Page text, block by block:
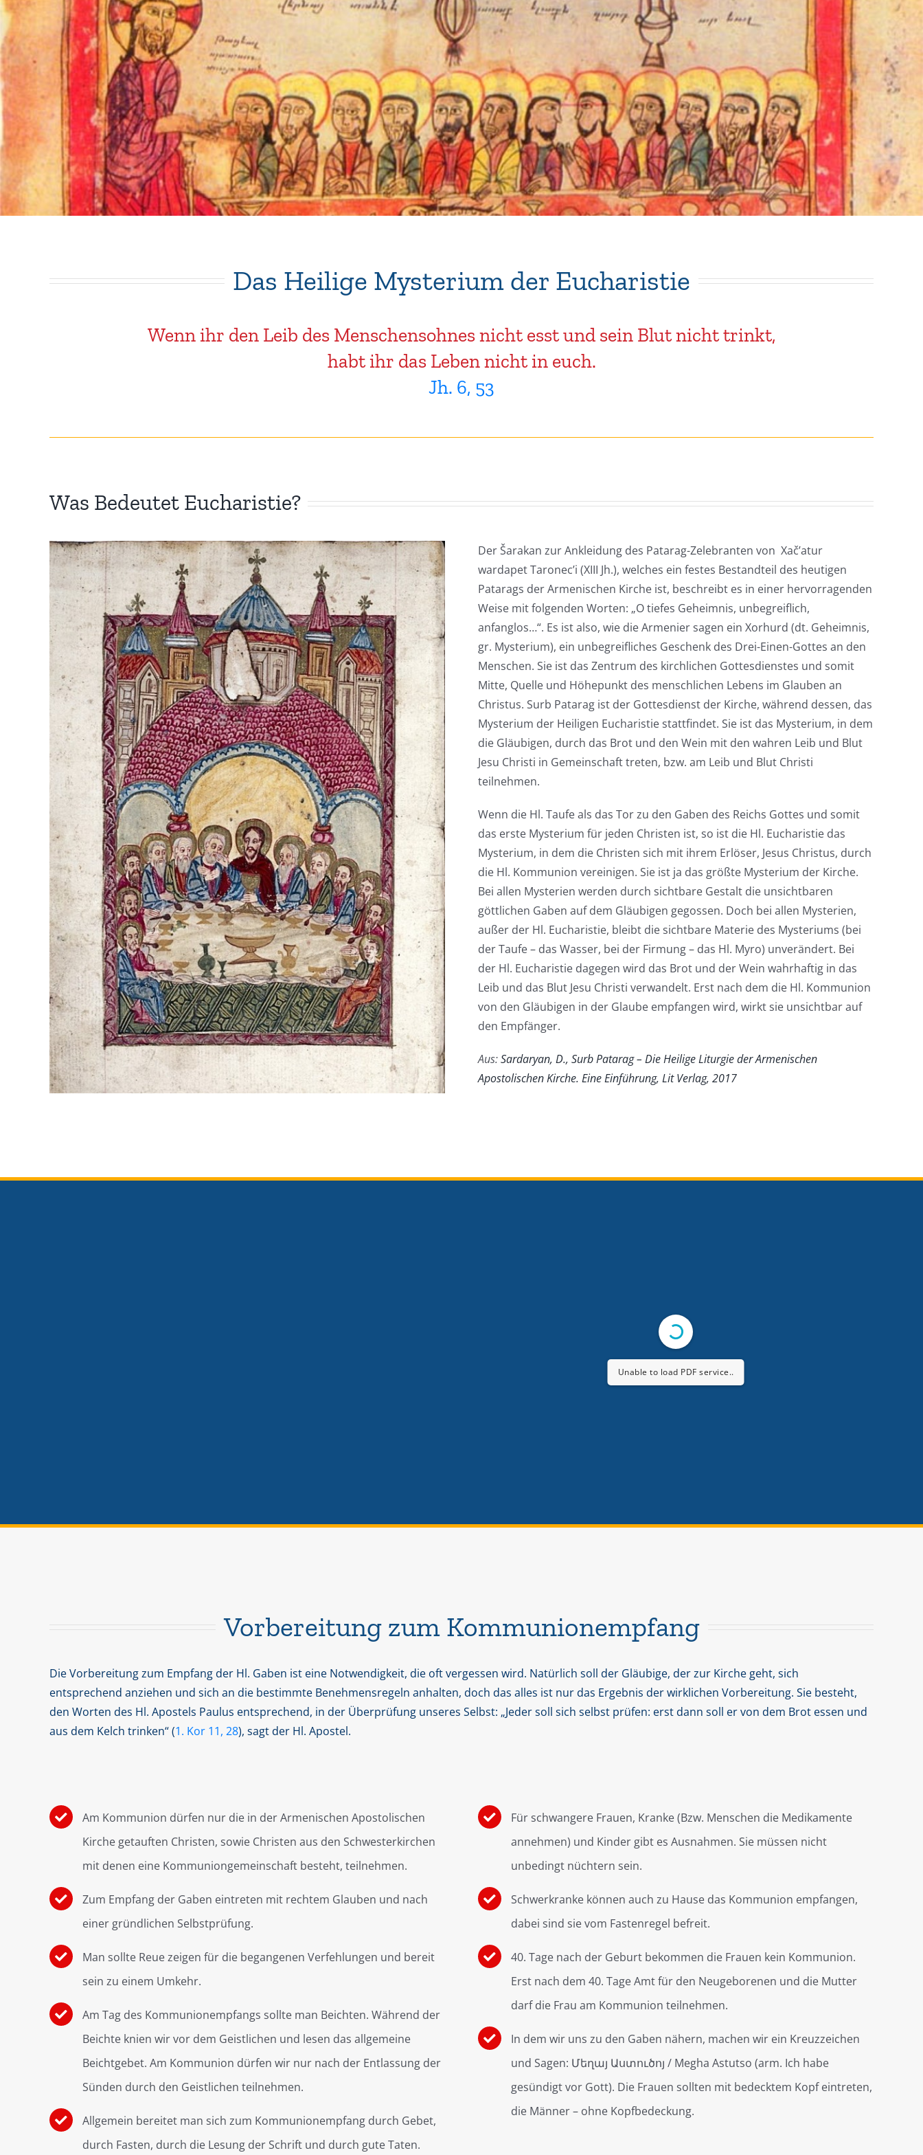
Das Heilige Mysterium der Eucharistie
Wenn ihr den Leib des Menschensohnes nicht esst und sein Blut nicht trinkt,
habt ihr das Leben nicht in euch.
Jh. 6, 53
Was Bedeutet Eucharistie?
Der Šarakan zur Ankleidung des Patarag-Zelebranten von Xač’atur
wardapet Taronec’i (XIII Jh.), welches ein festes Bestandteil des heutigen
Patarags der Armenischen Kirche ist, beschreibt es in einer hervorragenden
Weise mit folgenden Worten: „O tiefes Geheimnis, unbegreiflich,
anfanglos…“. Es ist also, wie die Armenier sagen ein Xorhurd (dt. Geheimnis,
gr. Mysterium), ein unbegreifliches Geschenk des Drei-Einen-Gottes an den
Menschen. Sie ist das Zentrum des kirchlichen Gottesdienstes und somit
Mitte, Quelle und Höhepunkt des menschlichen Lebens im Glauben an
Christus. Surb Patarag ist der Gottesdienst der Kirche, während dessen, das
Mysterium der Heiligen Eucharistie stattfindet. Sie ist das Mysterium, in dem
die Gläubigen, durch das Brot und den Wein mit den wahren Leib und Blut
Jesu Christi in Gemeinschaft treten, bzw. am Leib und Blut Christi
teilnehmen.
Wenn die Hl. Taufe als das Tor zu den Gaben des Reichs Gottes und somit
das erste Mysterium für jeden Christen ist, so ist die Hl. Eucharistie das
Mysterium, in dem die Christen sich mit ihrem Erlöser, Jesus Christus, durch
die Hl. Kommunion vereinigen. Sie ist ja das größte Mysterium der Kirche.
Bei allen Mysterien werden durch sichtbare Gestalt die unsichtbaren
göttlichen Gaben auf dem Gläubigen gegossen. Doch bei allen Mysterien,
außer der Hl. Eucharistie, bleibt die sichtbare Materie des Mysteriums (bei
der Taufe – das Wasser, bei der Firmung – das Hl. Myro) unverändert. Bei
der Hl. Eucharistie dagegen wird das Brot und der Wein wahrhaftig in das
Leib und das Blut Jesu Christi verwandelt. Erst nach dem die Hl. Kommunion
von den Gläubigen in der Glaube empfangen wird, wirkt sie unsichtbar auf
den Empfänger.
Aus:Sardaryan, D., Surb Patarag – Die Heilige Liturgie der Armenischen
Apostolischen Kirche. Eine Einführung, Lit Verlag, 2017
Unable to load PDF service..
Vorbereitung zum Kommunionempfang
Die Vorbereitung zum Empfang der Hl. Gaben ist eine Notwendigkeit, die oft vergessen wird. Natürlich soll der Gläubige, der zur Kirche geht, sich
entsprechend anziehen und sich an die bestimmte Benehmensregeln anhalten, doch das alles ist nur das Ergebnis der wirklichen Vorbereitung. Sie besteht,
den Worten des Hl. Apostels Paulus entsprechend, in der Überprüfung unseres Selbst: „Jeder soll sich selbst prüfen: erst dann soll er von dem Brot essen und
aus dem Kelch trinken“ (1. Kor 11, 28), sagt der Hl. Apostel.
Am Kommunion dürfen nur die in der Armenischen Apostolischen
Kirche getauften Christen, sowie Christen aus den Schwesterkirchen
mit denen eine Kommuniongemeinschaft besteht, teilnehmen.
Zum Empfang der Gaben eintreten mit rechtem Glauben und nach
einer gründlichen Selbstprüfung.
Man sollte Reue zeigen für die begangenen Verfehlungen und bereit
sein zu einem Umkehr.
Am Tag des Kommunionempfangs sollte man Beichten. Während der
Beichte knien wir vor dem Geistlichen und lesen das allgemeine
Beichtgebet. Am Kommunion dürfen wir nur nach der Entlassung der
Sünden durch den Geistlichen teilnehmen.
Allgemein bereitet man sich zum Kommunionempfang durch Gebet,
durch Fasten, durch die Lesung der Schrift und durch gute Taten.
Für schwangere Frauen, Kranke (Bzw. Menschen die Medikamente
annehmen) und Kinder gibt es Ausnahmen. Sie müssen nicht
unbedingt nüchtern sein.
Schwerkranke können auch zu Hause das Kommunion empfangen,
dabei sind sie vom Fastenregel befreit.
40. Tage nach der Geburt bekommen die Frauen kein Kommunion.
Erst nach dem 40. Tage Amt für den Neugeborenen und die Mutter
darf die Frau am Kommunion teilnehmen.
In dem wir uns zu den Gaben nähern, machen wir ein Kreuzzeichen
und Sagen: Մեղայ Աստուծոյ / Megha Astutso (arm. Ich habe
gesündigt vor Gott). Die Frauen sollten mit bedecktem Kopf eintreten,
die Männer – ohne Kopfbedeckung.